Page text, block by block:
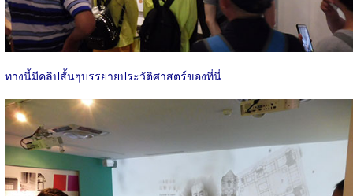
ทางนี้มีคลิปสั้นๆบรรยายประวัติศาสตร์ของที่นี่